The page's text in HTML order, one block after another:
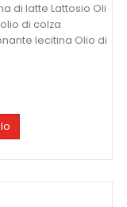
di latte Lattosio Oli
di colza
lecitina Olio di